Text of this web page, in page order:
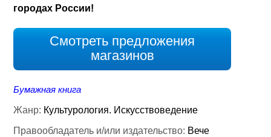
городах России!
Смотреть предложения
магазинов
Бумажная книга
Жанр: Культурология. Искусствоведение
Правообладатель и/или издательство: Вече